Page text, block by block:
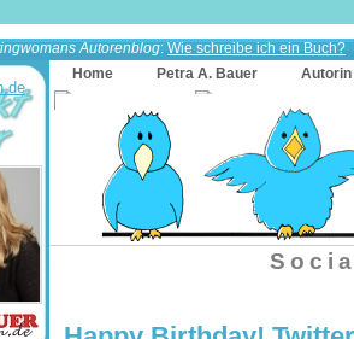
Autorenblog: Wie schreibe ich ein Buch?
Home
Petra A. Bauer Autorin